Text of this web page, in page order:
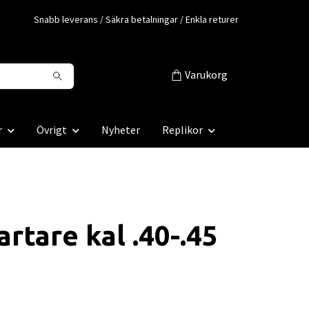
Snabb leverans / Säkra betalningar / Enkla returer
Varukorg
Övrigt Nyheter Replikor
kal .40-.45